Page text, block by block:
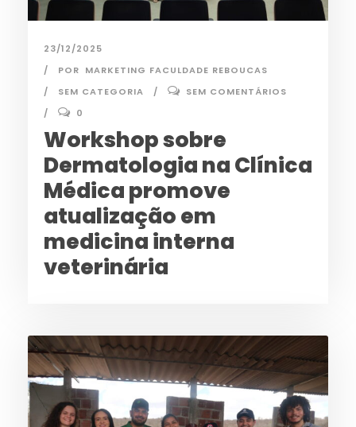
23/12/2025
POR MARKETING FACULDADE REBOUCAS
SEM CATEGORIA
SEM COMENTÁRIOS
0
Workshop sobre
Dermatologia na Clínica
Médica promove
atualização em
medicina interna
veterinária